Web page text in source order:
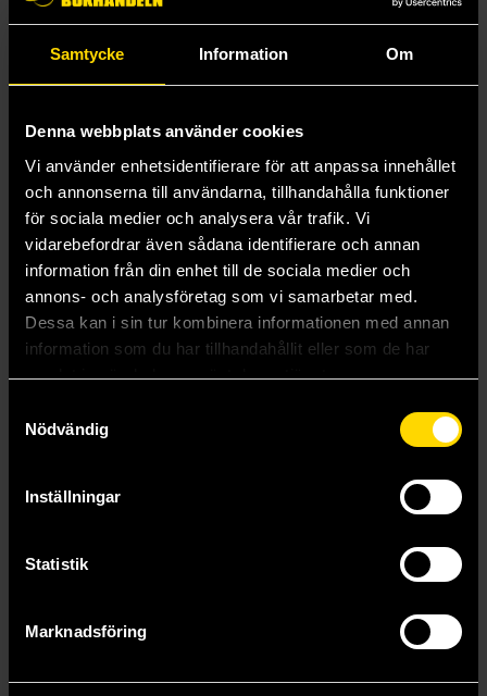
Samtycke Information Om
Denna webbplats använder cookies
Vi använder enhetsidentifierare för att anpassa innehållet
och annonserna till användarna, tillhandahålla funktioner
för sociala medier och analysera vår trafik. Vi
vidarebefordrar även sådana identifierare och annan
information från din enhet till de sociala medier och
annons- och analysföretag som vi samarbetar med.
Dessa kan i sin tur kombinera informationen med annan
information som du har tillhandahållit eller som de har
samlat in när du har använt deras tjänster.
Nödvändig
Inställningar
Statistik
Marknadsföring
Fenix Nr 1 2026
Åskfågeln
119 kr
Fenix Nr 2 2026
Åskfågeln
119 kr